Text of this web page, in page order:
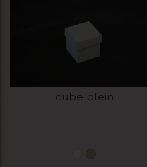
cube plein